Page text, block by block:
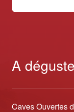
A
Caves Ouvertes